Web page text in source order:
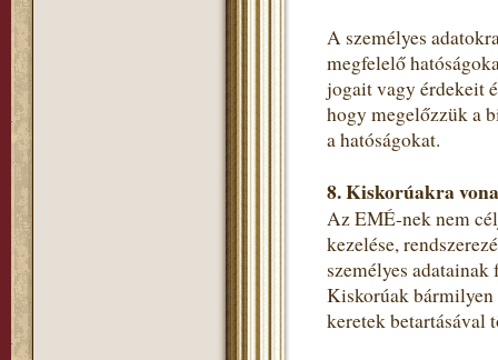
A személyes
megfelelő
jogait vagy érdekeit
hogy megelőzzük a
a hatóságokat.
8. Kiskorúakra
Az EMÉ-nek nem
kezelése,
személyes
Kiskorúak bármilyen
keretek betartásával